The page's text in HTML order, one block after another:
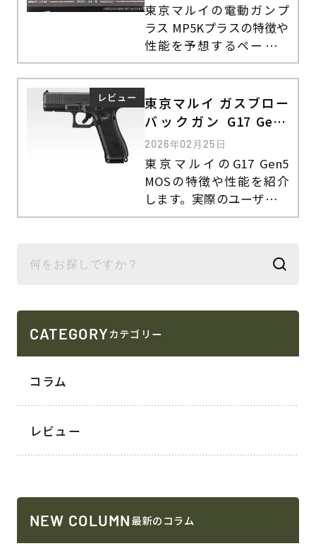
東京マルイの電動ガンプ
ラス MP5Kプラスの特徴や
性能を予想するページで
す。スタンダード電動ガン
やハイサイクル電動ガン
の違いについてもみてい
きましょう。
レビュー
東京マルイ ガスブロー
バックガン G17 Gen5
MOSの特徴や性能・レ
ビュー
2026年02月25日
東京マルイのG17 Gen5
MOSの特徴や性能を紹介
します。実際のユーザーの
口コミ・レビューについ
CATEGORYカテゴリー
コラム
レビュー
NEW COLUMN最新のコラム